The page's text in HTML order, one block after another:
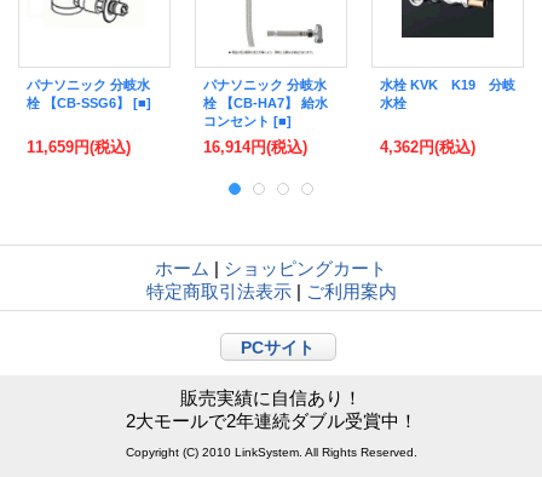
パナソニック 分岐水
栓 【CB-SSG6】 [■]
11,659円(税込)
パナソニック 分岐水
栓 【CB-HA7】 給水
コンセント [■]
16,914円(税込)
水栓 KVK K19 分岐
水栓
4,362円(税込)
ホーム | ショッピングカート
特定商取引法表示 | ご利用案内
PCサイト
販売実績に自信あり！
2大モールで2年連続ダブル受賞中！
Copyright (C) 2010 LinkSystem. All Rights Reserved.